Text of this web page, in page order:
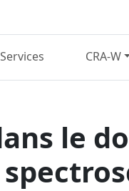
Services CRA-W
le